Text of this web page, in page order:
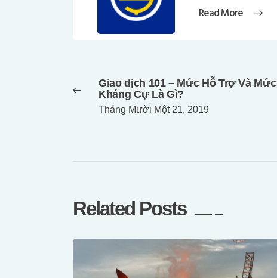
Read More
bài
viết
Previous
post:
Giao dịch 101 – Mức Hỗ Trợ Và Mức
Kháng Cự Là Gì?
Tháng Mười Một 21, 2019
Related Posts